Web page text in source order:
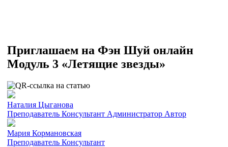
Приглашаем на Фэн Шуй онлайн
Модуль 3 «Летящие звезды»
Наталия Цыганова
Преподаватель Консультант Администратор Автор
Мария Кормановская
Преподаватель Консультант